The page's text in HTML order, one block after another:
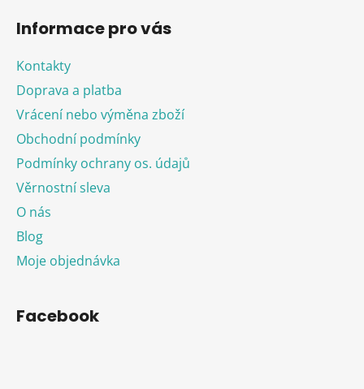
Informace pro vás
Kontakty
Doprava a platba
Vrácení nebo výměna zboží
Obchodní podmínky
Podmínky ochrany os. údajů
Věrnostní sleva
O nás
Blog
Moje objednávka
Facebook